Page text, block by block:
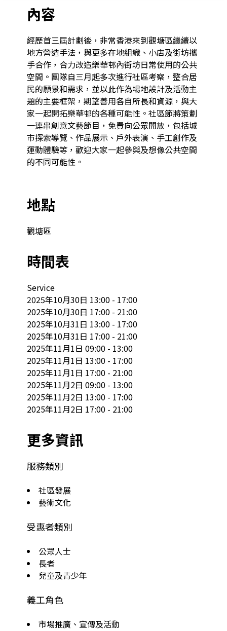
內容
經歷首三屆計劃後，非常香港來到觀塘區繼續以
地方營造手法，與更多在地組織、小店及街坊攜
手合作，合力改造樂華邨內街坊日常使用的公共
空間。團隊自三月起多次進行社區考察，整合居
民的願景和需求，並以此作為場地設計及活動主
題的主要框架，期望善用各自所長和資源，與大
家一起開拓樂華邨的各種可能性。社區節將策劃
一連串創意文藝節目，免費向公眾開放，包括城
市探索導覽、作品展示、戶外表演、手工創作及
運動體驗等，歡迎大家一起參與及想像公共空間
的不同可能性。
地點
觀塘區
時間表
Service
2025年10月30日 13:00 - 17:00
2025年10月30日 17:00 - 21:00
2025年10月31日 13:00 - 17:00
2025年10月31日 17:00 - 21:00
2025年11月1日 09:00 - 13:00
2025年11月1日 13:00 - 17:00
2025年11月1日 17:00 - 21:00
2025年11月2日 09:00 - 13:00
2025年11月2日 13:00 - 17:00
2025年11月2日 17:00 - 21:00
更多資訊
服務類別
社區發展
藝術文化
受惠者類別
公眾人士
長者
兒童及青少年
義工角色
市場推廣、宣傳及活動